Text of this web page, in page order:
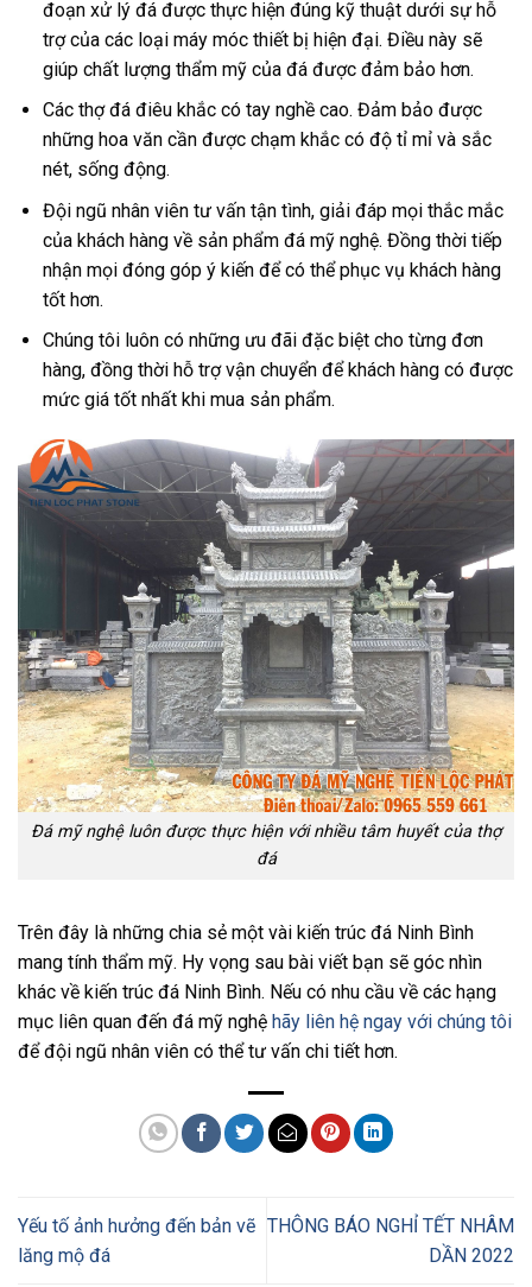
đoạn xử lý đá được thực hiện đúng kỹ thuật dưới sự hỗ
trợ của các loại máy móc thiết bị hiện đại. Điều này sẽ
giúp chất lượng thẩm mỹ của đá được đảm bảo hơn.
Các thợ đá điêu khắc có tay nghề cao. Đảm bảo được
những hoa văn cần được chạm khắc có độ tỉ mỉ và sắc
nét, sống động.
Đội ngũ nhân viên tư vấn tận tình, giải đáp mọi thắc mắc
của khách hàng về sản phẩm đá mỹ nghệ. Đồng thời tiếp
nhận mọi đóng góp ý kiến để có thể phục vụ khách hàng
tốt hơn.
Chúng tôi luôn có những ưu đãi đặc biệt cho từng đơn
hàng, đồng thời hỗ trợ vận chuyển để khách hàng có được
mức giá tốt nhất khi mua sản phẩm.
Đá mỹ nghệ luôn được thực hiện với nhiều tâm huyết của thợ
đá
Trên đây là những chia sẻ một vài kiến trúc đá Ninh Bình
mang tính thẩm mỹ. Hy vọng sau bài viết bạn sẽ góc nhìn
khác về kiến trúc đá Ninh Bình. Nếu có nhu cầu về các hạng
mục liên quan đến đá mỹ nghệ hãy liên hệ ngay với chúng tôi
để đội ngũ nhân viên có thể tư vấn chi tiết hơn.
Yếu tố ảnh hưởng đến bản vẽ
lăng mộ đá
THÔNG BÁO NGHỈ TẾT NHÂM
DẦN 2022